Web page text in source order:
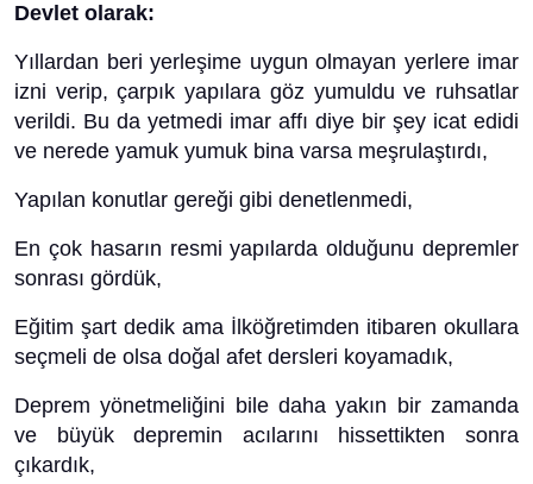
Devlet olarak:
Yıllardan beri yerleşime uygun olmayan yerlere imar
izni verip, çarpık yapılara göz yumuldu ve ruhsatlar
verildi. Bu da yetmedi imar affı diye bir şey icat edidi
ve nerede yamuk yumuk bina varsa meşrulaştırdı,
Yapılan konutlar gereği gibi denetlenmedi,
En çok hasarın resmi yapılarda olduğunu depremler
sonrası gördük,
Eğitim şart dedik ama İlköğretimden itibaren okullara
seçmeli de olsa doğal afet dersleri koyamadık,
Deprem yönetmeliğini bile daha yakın bir zamanda
ve büyük depremin acılarını hissettikten sonra
çıkardık,